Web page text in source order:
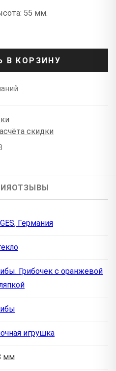
55 мм.
В КОРЗИНУ
скидки
ОТЗЫВЫ
Германия
Грибочек с оранжевой
игрушка
мм